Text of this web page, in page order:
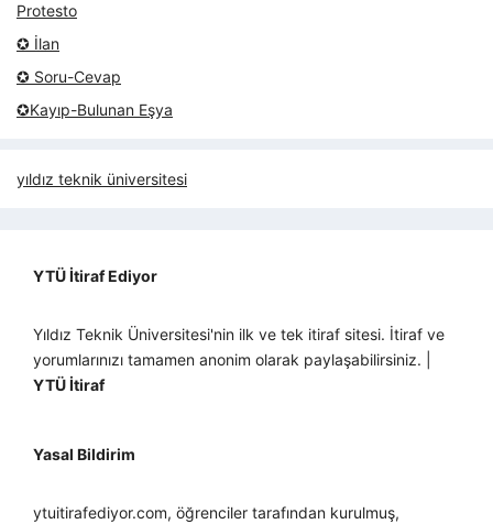
Protesto
✪ İlan
✪ Soru-Cevap
✪Kayıp-Bulunan Eşya
yıldız teknik üniversitesi
YTÜ İtiraf Ediyor
Yıldız Teknik Üniversitesi'nin ilk ve tek itiraf sitesi. İtiraf ve
yorumlarınızı tamamen anonim olarak paylaşabilirsiniz. |
YTÜ İtiraf
Yasal Bildirim
ytuitirafediyor.com, öğrenciler tarafından kurulmuş,